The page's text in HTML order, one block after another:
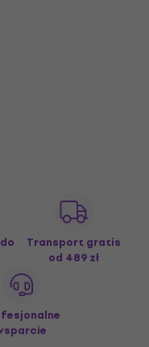
Transport gratis
od 489 zł